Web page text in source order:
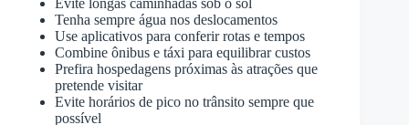
Tenha sempre água nos deslocamentos
Use aplicativos para conferir rotas e tempos
Combine ônibus e táxi para equilibrar custos
Prefira hospedagens próximas às atrações que
pretende visitar
Evite horários de pico no trânsito sempre que
possível